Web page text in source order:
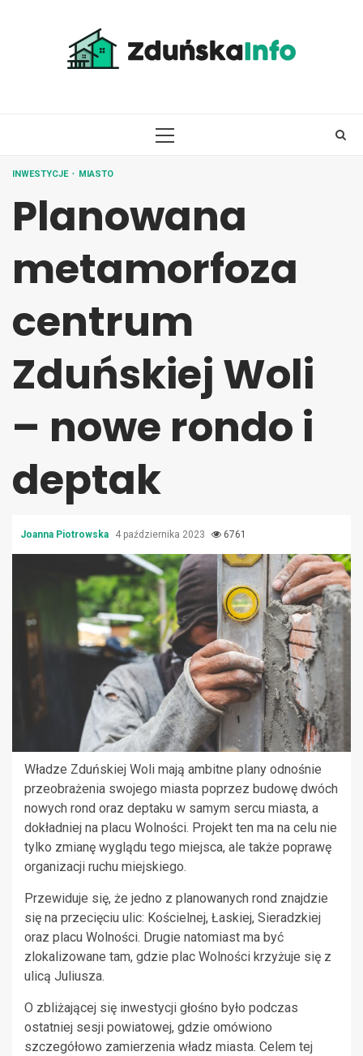
PRIMARY
INWESTYCJE MIASTO
Planowana
metamorfoza
centrum
Zduńskiej Woli
– nowe rondo i
deptak
Joanna Piotrowska 4 października 2023 6761
Władze Zduńskiej Woli mają ambitne plany odnośnie
przeobrażenia swojego miasta poprzez budowę dwóch
nowych rond oraz deptaku w samym sercu miasta, a
dokładniej na placu Wolności. Projekt ten ma na celu nie
tylko zmianę wyglądu tego miejsca, ale także poprawę
organizacji ruchu miejskiego.
Przewiduje się, że jedno z planowanych rond znajdzie
się na przecięciu ulic: Kościelnej, Łaskiej, Sieradzkiej
oraz placu Wolności. Drugie natomiast ma być
zlokalizowane tam, gdzie plac Wolności krzyżuje się z
ulicą Juliusza.
O zbliżającej się inwestycji głośno było podczas
ostatniej sesji powiatowej, gdzie omówiono
szczegółowo zamierzenia władz miasta. Celem tej